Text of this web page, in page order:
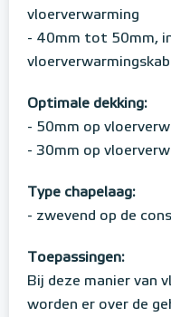
vloerverwarming
- 40mm tot 50mm,
Optimale dekking:
- 50mm op
- 30mm op
Type chapelaag:
- zwevend op de
Toepassingen:
Bij deze manier van
worden er over de